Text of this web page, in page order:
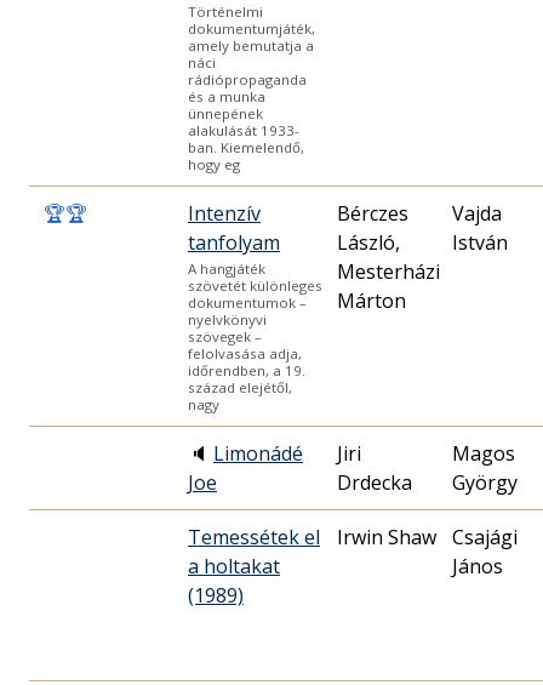
Történelmi
dokumentumjáték,
amely bemutatja a
náci
rádiópropaganda
és a munka
ünnepének
alakulását 1933-
ban. Kiemelendő,
hogy eg
🏆🏆
Intenzív
tanfolyam
A hangjáték
szövetét különleges
dokumentumok –
nyelvkönyvi
szövegek –
felolvasása adja,
időrendben, a 19.
század elejétől,
nagy
Bérczes
László,
Mesterházi
Márton
Vajda
István
🔈 Limonádé
Joe
Jiri
Drdecka
Magos
György
Temessétek el
a holtakat
(1989)
Irwin Shaw Csajági
János